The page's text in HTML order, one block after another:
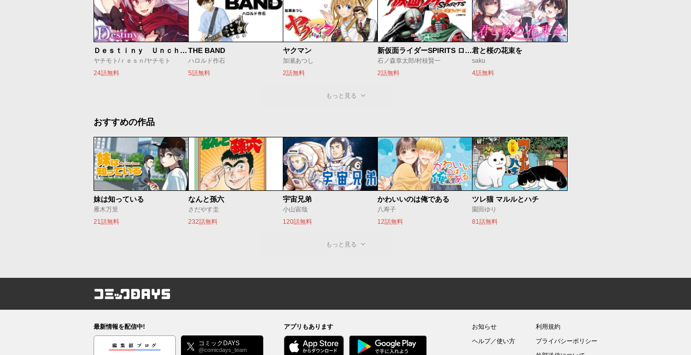
Ｄｅｓｔｉｎｙ Ｕｎｃｈａｉｎ Ｏｎｌｉｎｅ 吸血鬼少女となって、やがて『赤の魔王』と呼ばれるようになりました
ヤチモト/ｒｅｓｎ/ヤチモト
24話無料
THE BAND
ハロルド作石
5話無料
ヤクマン
加瀬あつし
2話無料
新仮面ライダーSPIRITS ロンリー仮面ライダー編
石ノ森章太郎/村枝賢一
2話無料
君と桜の花束を
saku
4話無料
もっと見る
おすすめの作品
妹は知っている
雁木万里
21話無料
なんと孫六
さだやす圭
232話無料
宇宙兄弟
小山宙哉
120話無料
かわいいのは俺である
八寿子
12話無料
ツレ猫 マルルとハチ
園田ゆり
81話無料
もっと見る
コミックDAYS
最新情報を配信中!
編集部ブログ コミックDAYS
@comicdays_team
アプリもあります
お知らせ
ヘルプ／使い方
利用規約
プライバシーポリシー